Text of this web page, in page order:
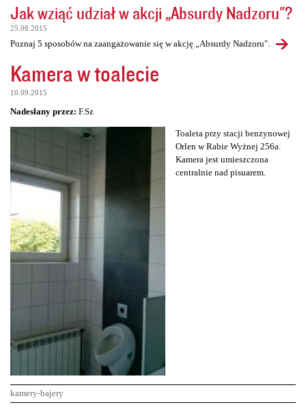
Jak wziąć udział w akcji „Absurdy Nadzoru"?
25.08.2015
Poznaj 5 sposobów na zaangażowanie się w akcję „Absurdy Nadzoru".
Kamera w toalecie
10.09.2015
Nadesłany przez: F.Sz
Toaleta przy stacji benzynowej
Orlen w Rabie Wyżnej 256a.
Kamera jest umieszczona
centralnie nad pisuarem.
kamery-bajery